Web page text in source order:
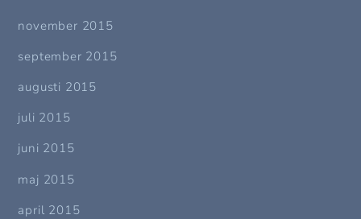
november 2015
september 2015
augusti 2015
juli 2015
juni 2015
maj 2015
april 2015